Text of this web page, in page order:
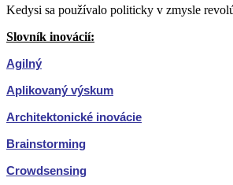
Kedysi sa používalo politicky v zmysle
Slovník inovácií:
Agilný
Aplikovaný výskum
Architektonické inovácie
Brainstorming
Crowdsensing